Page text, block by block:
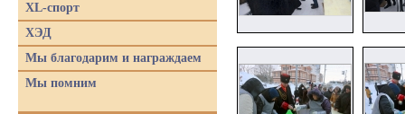
XL-спорт
ХЭД
Мы благодарим и награждаем
Мы помним